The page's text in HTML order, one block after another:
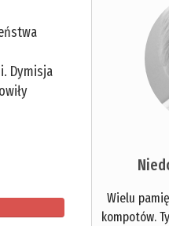
Dymisja
Wielu
kompotów.